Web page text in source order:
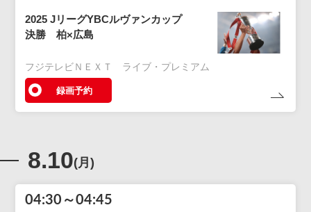
2025 JリーグYBCルヴァンカップ
決勝 柏×広島
フジテレビＮＥＸＴ ライブ・プレミアム
録画予約
8.10(月)
04:30～04:45